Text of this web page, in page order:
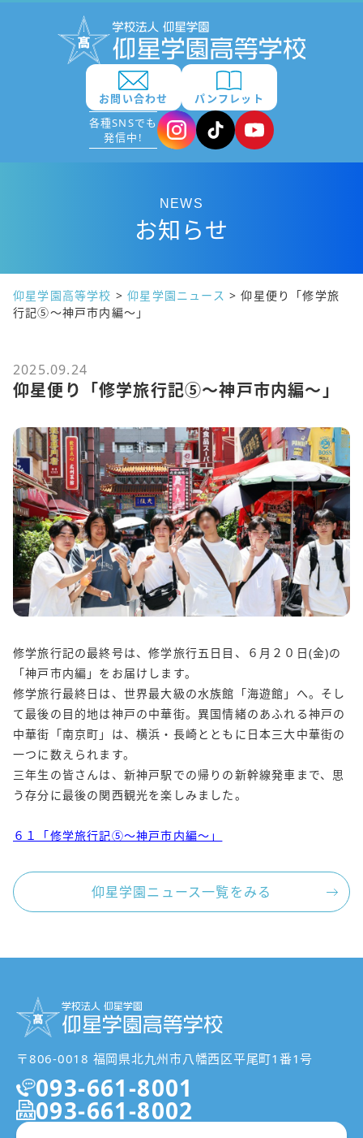
お問い合わせ
パンフレット
各種SNSでも
発信中!
NEWS
お知らせ
仰星学園高等学校 >仰星学園ニュース >仰星便り「修学旅
行記⑤～神戸市内編～」
2025.09.24
仰星便り「修学旅行記⑤～神戸市内編～」
修学旅行記の最終号は、修学旅行五日目、６月２０日(金)の
「神戸市内編」をお届けします。
修学旅行最終日は、世界最大級の水族館「海遊館」へ。そし
て最後の目的地は神戸の中華街。異国情緒のあふれる神戸の
中華街「南京町」は、横浜・長崎とともに日本三大中華街の
一つに数えられます。
三年生の皆さんは、新神戸駅での帰りの新幹線発車まで、思
う存分に最後の関西観光を楽しみました。
６１「修学旅行記⑤～神戸市内編～」
仰星学園ニュース一覧をみる
〒806-0018 福岡県北九州市八幡西区平尾町1番1号
093-661-8001
093-661-8002